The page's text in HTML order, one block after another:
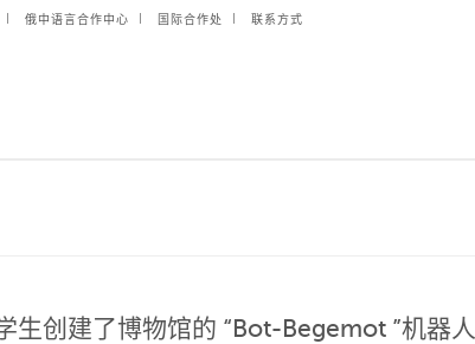
俄中语言合作中心 国际合作处 联系方式
生创建了博物馆的 “Bot-Begemot ”机器人